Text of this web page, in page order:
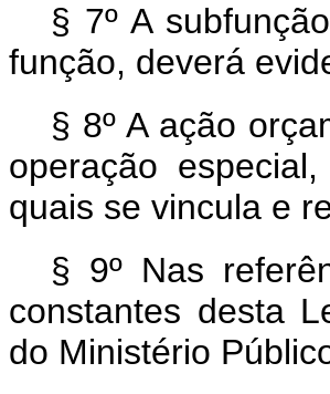
§ 7º A
função, deverá
§ 8º A ação
operação
quais se vincula e
§ 9º Nas
constantes desta
do Ministério